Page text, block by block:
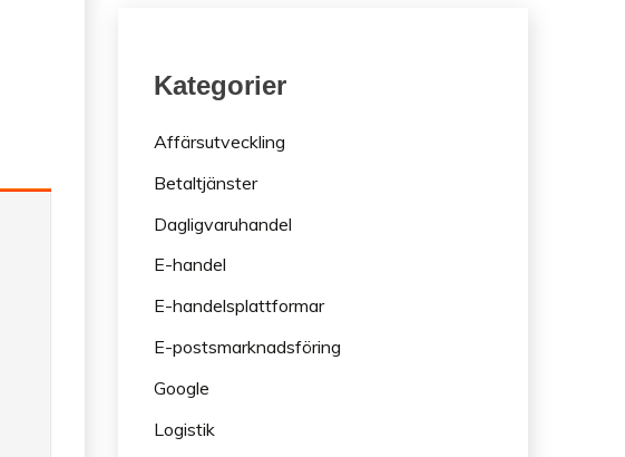
Kategorier
Affärsutveckling
Betaltjänster
Dagligvaruhandel
E-handel
E-handelsplattformar
E-postsmarknadsföring
Google
Logistik